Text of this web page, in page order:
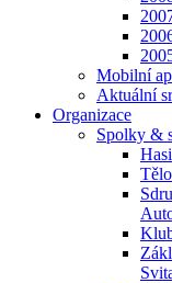
Mobilní
Aktuální
Organizace
Spolky &